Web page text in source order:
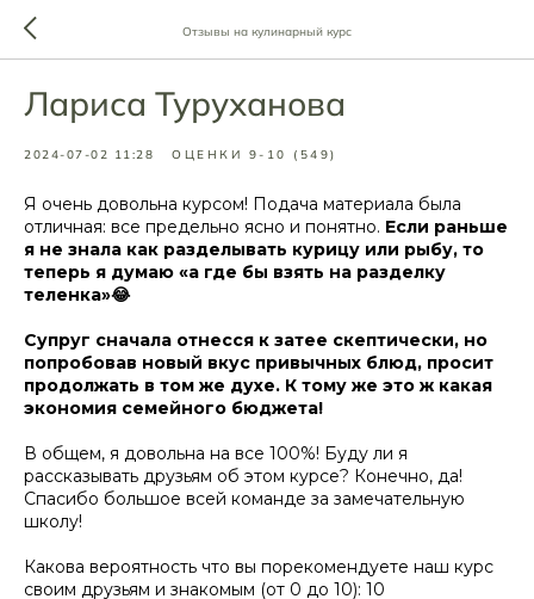
Отзывы на кулинарный курс
Лариса Туруханова
2024-07-02 11:28 ОЦЕНКИ 9-10 (549)
Я очень довольна курсом! Подача материала была
отличная: все предельно ясно и понятно. Если раньше
я не знала как разделывать курицу или рыбу, то
теперь я думаю «а где бы взять на разделку
теленка»😂
Супруг сначала отнесся к затее скептически, но
попробовав новый вкус привычных блюд, просит
продолжать в том же духе. К тому же это ж какая
экономия семейного бюджета!
В общем, я довольна на все 100%! Буду ли я
рассказывать друзьям об этом курсе? Конечно, да!
Спасибо большое всей команде за замечательную
школу!
Какова вероятность что вы порекомендуете наш курс
своим друзьям и знакомым (от 0 до 10): 10